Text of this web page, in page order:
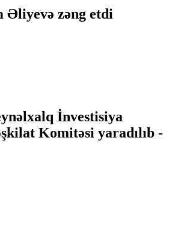
Əliyevə zəng etdi
İnvestisiya
Komitəsi yaradılıb -